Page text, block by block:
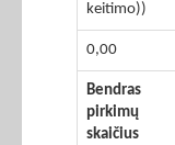
keitimo))
0,00
Bendras
pirkimų
skaičius